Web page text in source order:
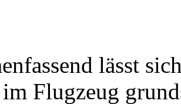
lässt
im Flugzeug